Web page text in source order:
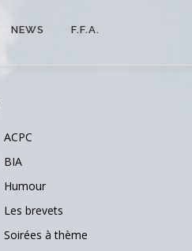
NEWS F.F.A.
ACPC
BIA
Humour
Les brevets
Soirées à thème